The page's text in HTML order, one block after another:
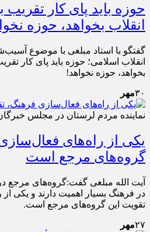
حوزه باید پای کار تقریب
انقلاب بخواهد، حوزه
گفتگو با استاد مبلغی با موضوع
انقلاب اسلامی؛ حوزه باید پای کار
بخواهد، حوزه نخواهد!
۳۰مهر
نماینده مردم لرستان در مجلس
یکی از راه‌های
گروه‌های مرجع است
آیت الله مبلغی گفت:گروه‌های مرجع
در فرهنگ بسیار اهمیت دارند و یکی
تقویت این گروه‌های مرجع است.
۲۷مهر